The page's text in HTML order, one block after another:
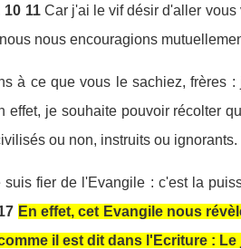
10 11 Car j'ai le vif désir d'aller
nous encouragions
à ce que vous le sachiez, frères
effet, je souhaite pouvoir récolter
ou non, instruits ou ignorants.
suis fier de l'Evangile : c'est la
En effet, cet Evangile nous
il est dit dans l'Ecriture :